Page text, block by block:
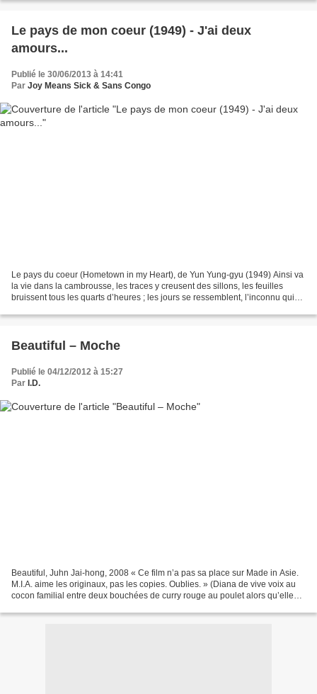
Le pays de mon coeur (1949) - J'ai deux
amours...
Publié le 30/06/2013 à 14:41
Par Joy Means Sick & Sans Congo
Le pays du coeur (Hometown in my Heart), de Yun Yung-gyu (1949) Ainsi va
la vie dans la cambrousse, les traces y creusent des sillons, les feuilles
bruissent tous les quarts d’heures ; les jours se ressemblent, l’inconnu qui
Beautiful – Moche
Publié le 04/12/2012 à 15:27
Par I.D.
Beautiful, Juhn Jai-hong, 2008 « Ce film n’a pas sa place sur Made in Asie.
M.I.A. aime les originaux, pas les copies. Oublies. » (Diana de vive voix au
cocon familial entre deux bouchées de curry rouge au poulet alors qu’elle